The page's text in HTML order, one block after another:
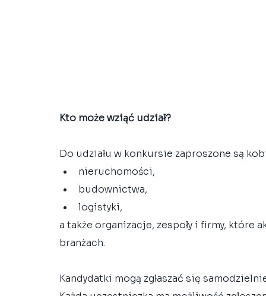
Kto może wziąć udział?
Do udziału w konkursie zaproszone są
nieruchomości,
budownictwa,
logistyki,
a także organizacje, zespoły i firmy,
branżach.
Kandydatki mogą zgłaszać się